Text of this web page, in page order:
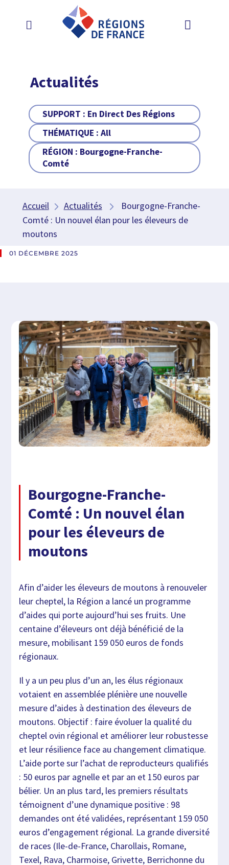
Actualités
SUPPORT : En Direct Des Régions
THÉMATIQUE :All
RÉGION : Bourgogne-Franche-
Comté
Accueil Actualités
Bourgogne-Franche-
Comté : Un nouvel élan pour les éleveurs de
moutons
01 DÉCEMBRE 2025
Bourgogne-Franche-
Comté : Un nouvel élan
pour les éleveurs de
moutons
Afin d’aider les éleveurs de moutons à renouveler
leur cheptel, la Région a lancé un programme
d’aides qui porte aujourd’hui ses fruits. Une
centaine d’éleveurs ont déjà bénéficié de la
mesure, mobilisant 159 050 euros de fonds
régionaux.
Il y a un peu plus d’un an, les élus régionaux
votaient en assemblée plénière une nouvelle
mesure d’aides à destination des éleveurs de
moutons. Objectif : faire évoluer la qualité du
cheptel ovin régional et améliorer leur robustesse
et leur résilience face au changement climatique.
L’aide porte sur l’achat de reproducteurs qualifiés
: 50 euros par agnelle et par an et 150 euros par
bélier. Un an plus tard, les premiers résultats
témoignent d’une dynamique positive : 98
demandes ont été validées, représentant 159 050
euros d’engagement régional. La grande diversité
de races (Ile-de-France, Charollais, Romane,
Texel, Rava, Charmoise, Grivette, Berrichonne du